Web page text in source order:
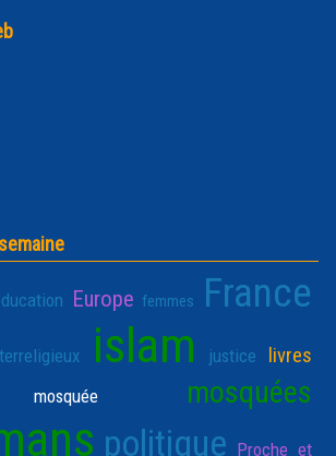
Europe femmes France
islam justice livres
mosquée mosquées
politique Proche et